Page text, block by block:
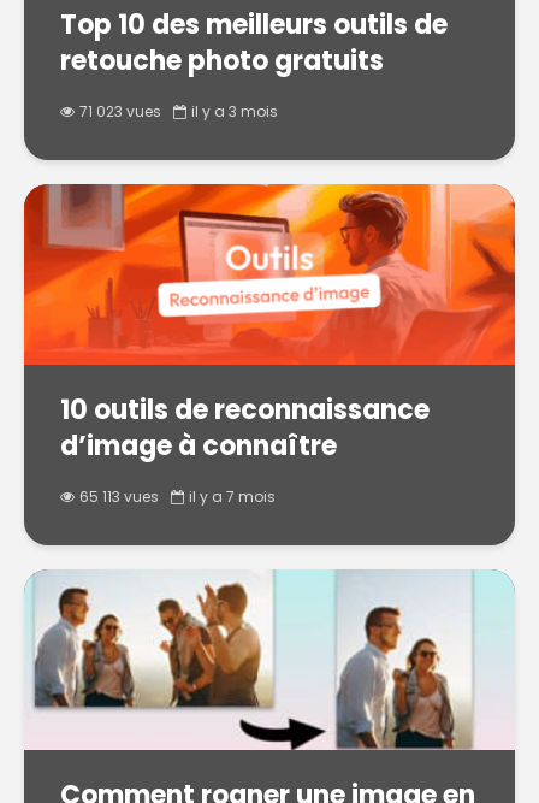
Top 10 des meilleurs outils de
retouche photo gratuits
71 023 vues il y a 3 mois
10 outils de reconnaissance
d’image à connaître
65 113 vues il y a 7 mois
Comment rogner une image en